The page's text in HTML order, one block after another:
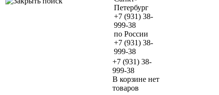
Петербург
+7 (931) 38-
999-38
по России
+7 (931) 38-
999-38
+7 (931) 38-
999-38
В корзине нет
товаров